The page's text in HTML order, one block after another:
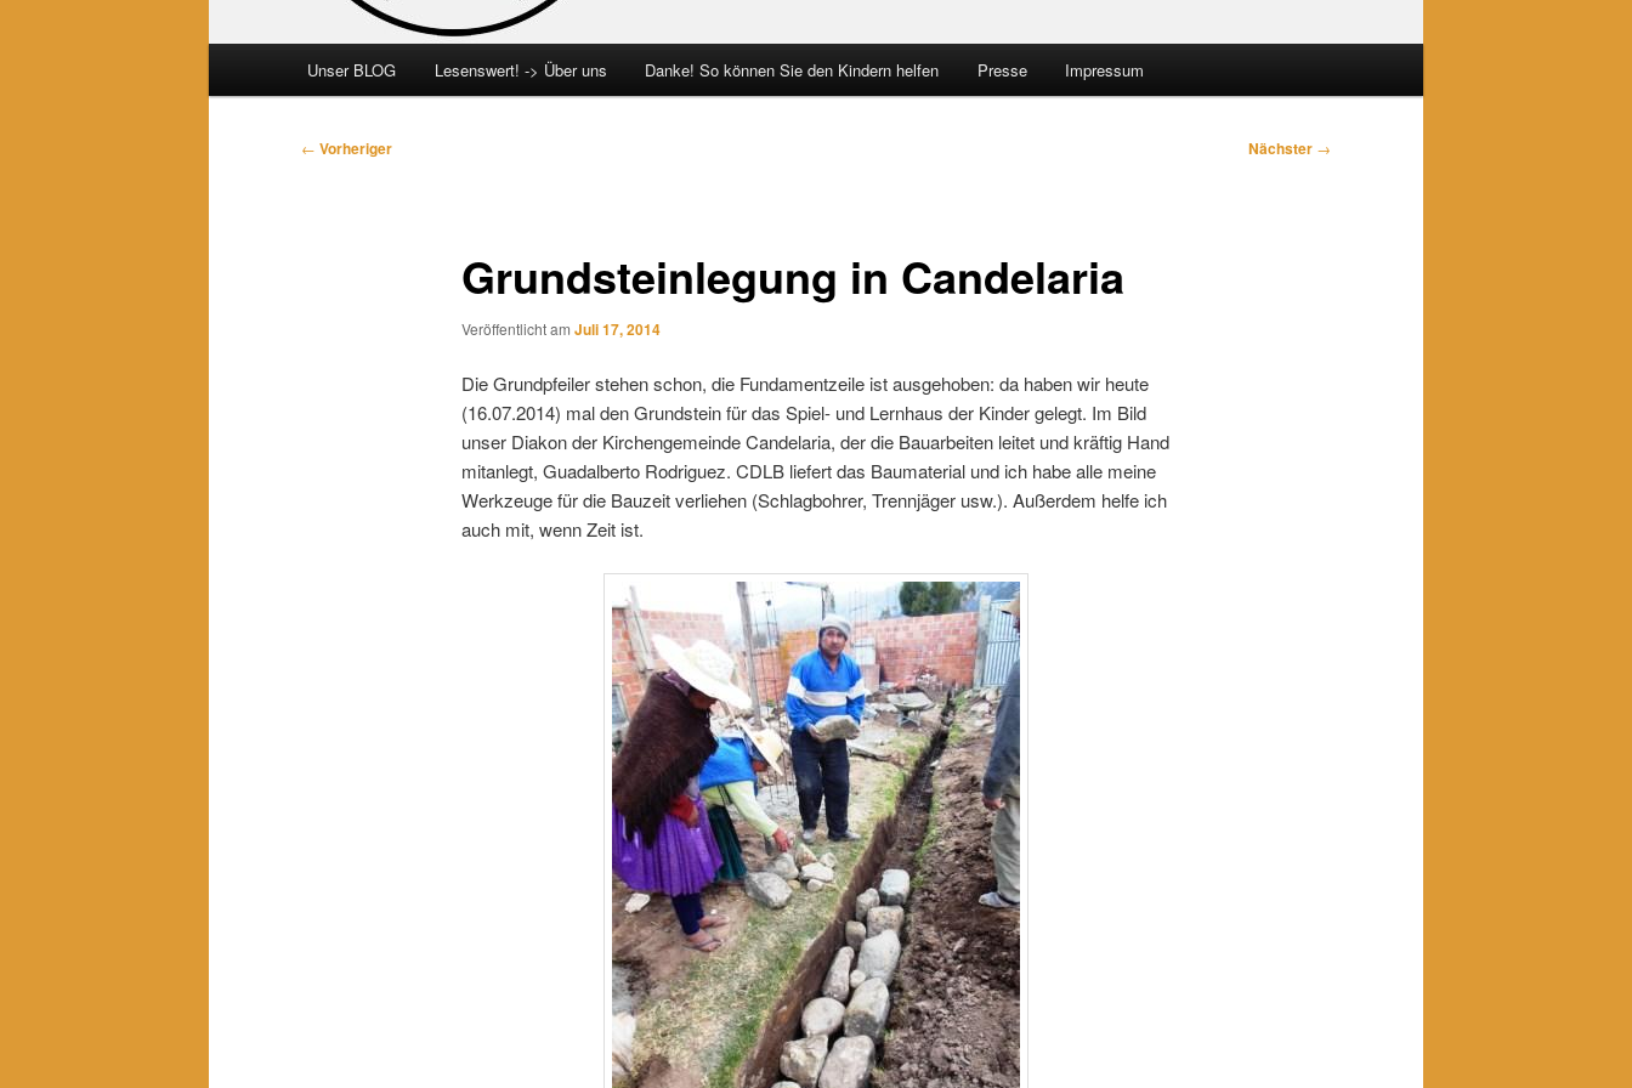
Unser BLOG Lesenswert! -> Über uns Danke! So können Sie den Kindern helfen Presse Impressum
Beitragsnavigation
← Vorheriger Nächster →
Grundsteinlegung in Candelaria
Veröffentlicht am Juli 17, 2014
Die Grundpfeiler stehen schon, die Fundamentzeile ist ausgehoben: da haben wir heute
(16.07.2014) mal den Grundstein für das Spiel- und Lernhaus der Kinder gelegt. Im Bild
unser Diakon der Kirchengemeinde Candelaria, der die Bauarbeiten leitet und kräftig Hand
mitanlegt, Guadalberto Rodriguez. CDLB liefert das Baumaterial und ich habe alle meine
Werkzeuge für die Bauzeit verliehen (Schlagbohrer, Trennjäger usw.). Außerdem helfe ich
auch mit, wenn Zeit ist.